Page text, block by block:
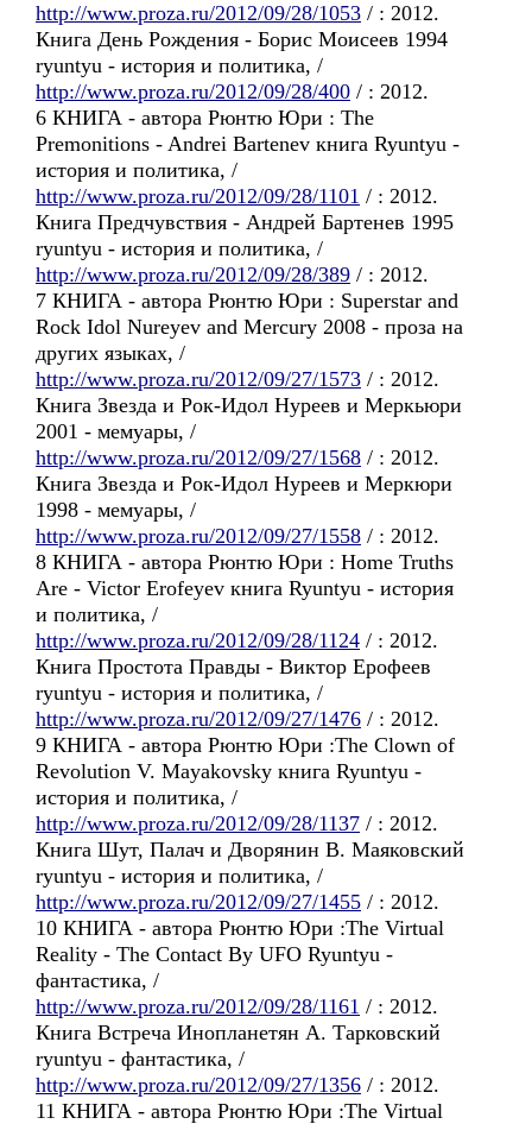
http://www.proza.ru/2012/09/28/1053 / : 2012.
Книга День Рождения - Борис Моисеев 1994
ryuntyu - история и политика, /
http://www.proza.ru/2012/09/28/400 / : 2012.
6 КНИГА - автора Рюнтю Юри : The
Premonitions - Andrei Bartenev книга Ryuntyu -
история и политика, /
http://www.proza.ru/2012/09/28/1101 / : 2012.
Книга Предчувствия - Андрей Бартенев 1995
ryuntyu - история и политика, /
http://www.proza.ru/2012/09/28/389 / : 2012.
7 КНИГА - автора Рюнтю Юри : Superstar and
Rock Idol Nureyev and Mercury 2008 - проза на
других языках, /
http://www.proza.ru/2012/09/27/1573 / : 2012.
Книга Звезда и Рок-Идол Нуреев и Меркьюри
2001 - мемуары, /
http://www.proza.ru/2012/09/27/1568 / : 2012.
Книга Звезда и Рок-Идол Нуреев и Меркюри
1998 - мемуары, /
http://www.proza.ru/2012/09/27/1558 / : 2012.
8 КНИГА - автора Рюнтю Юри : Home Truths
Are - Victor Erofeyev книга Ryuntyu - история
и политика, /
http://www.proza.ru/2012/09/28/1124 / : 2012.
Книга Простота Правды - Виктор Ерофеев
ryuntyu - история и политика, /
http://www.proza.ru/2012/09/27/1476 / : 2012.
9 КНИГА - автора Рюнтю Юри :The Clown of
Revolution V. Mayakovsky книга Ryuntyu -
история и политика, /
http://www.proza.ru/2012/09/28/1137 / : 2012.
Книга Шут, Палач и Дворянин В. Маяковский
ryuntyu - история и политика, /
http://www.proza.ru/2012/09/27/1455 / : 2012.
10 КНИГА - автора Рюнтю Юри :The Virtual
Reality - The Contact By UFO Ryuntyu -
фантастика, /
http://www.proza.ru/2012/09/28/1161 / : 2012.
Книга Встреча Инопланетян А. Тарковский
ryuntyu - фантастика, /
http://www.proza.ru/2012/09/27/1356 / : 2012.
11 КНИГА - автора Рюнтю Юри :The Virtual